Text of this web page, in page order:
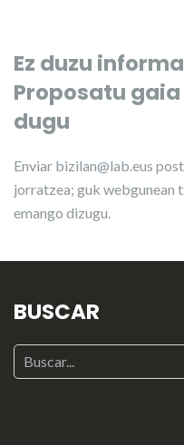
Ez duzu
Proposatu
dugu
Enviar bizilan@lab.eus
jorratzea; guk webgunean
emango dizugu.
BUSCAR